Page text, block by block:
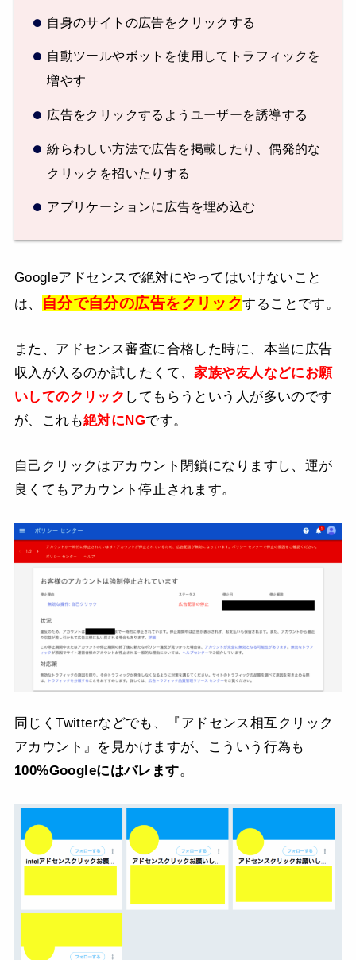
自身のサイトの広告をクリックする
自動ツールやボットを使用してトラフィックを
増やす
広告をクリックするようユーザーを誘導する
紛らわしい方法で広告を掲載したり、偶発的な
クリックを招いたりする
アプリケーションに広告を埋め込む
Googleアドセンスで絶対にやってはいけないこと
は、
自分で自分の広告をクリックすることです。
また、アドセンス審査に合格した時に、本当に広告
収入が入るのか試したくて、家族や友人などにお願
いしてのクリック してもらうという人が多いのです
が、これも絶対にNGです。
自己クリックはアカウント閉鎖になりますし、運が
良くてもアカウント停止されます。
同じくTwitterなどでも、『アドセンス相互クリック
アカウント』を見かけますが、こういう行為も
100%Googleにはバレます。